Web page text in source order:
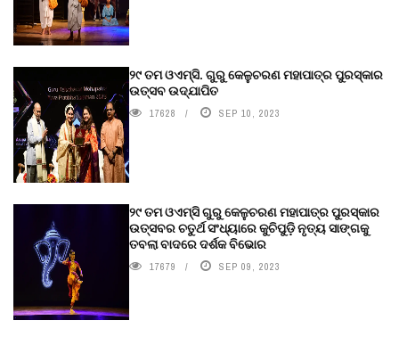
୨୯ ତମ ଓଏମ୍‌ସି. ଗୁରୁ କେଳୁଚରଣ ମହାପାତ୍ର ପୁରସ୍କାର
ଉତ୍ସବ ଉଦ୍‍ଯାପିତ
17628 SEP 10, 2023
୨୯ ତମ ଓଏମ୍‌ସି ଗୁରୁ କେଳୁଚରଣ ମହାପାତ୍ର ପୁରସ୍କାର
ଉତ୍ସବର ଚତୁର୍ଥ ସଂଧ୍ୟାରେ କୁଚିପୁଡ଼ି ନୃତ୍ୟ ସାଙ୍ଗକୁ
ତବଲା ବାଦରେ ଦର୍ଶକ ବିଭୋର
17679 SEP 09, 2023